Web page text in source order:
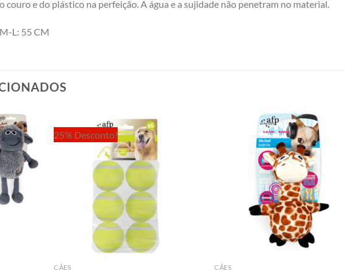
couro e do plástico na perfeição. A água e a sujidade não penetram no material.
L: 55 CM
25% Desconto!
CÃES CÃES